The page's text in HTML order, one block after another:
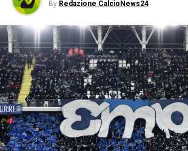
By Redazione CalcioNews24